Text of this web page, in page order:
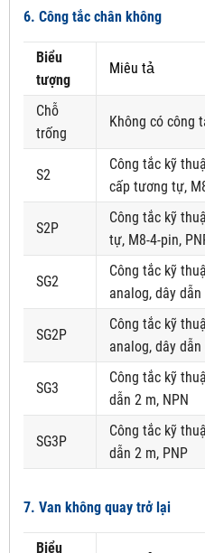
6. Công tắc chân không
Biểu
tượng
Miêu tả
Chỗ
trống
Không có công
S2
Công tắc kỹ
cấp tương tự,
S2P
Công tắc kỹ
tự, M8-4-pin,
SG2
Công tắc kỹ
analog, dây dẫn
SG2P
Công tắc kỹ
analog, dây dẫn
SG3
Công tắc kỹ
dẫn 2 m, NPN
SG3P
Công tắc kỹ
dẫn 2 m, PNP
7. Van không quay trở lại
Biểu